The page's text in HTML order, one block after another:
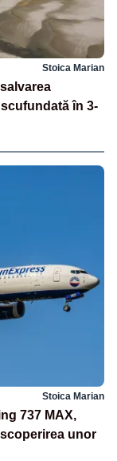
Stoica Marian
în 3-
Stoica Marian
737 MAX,
unor